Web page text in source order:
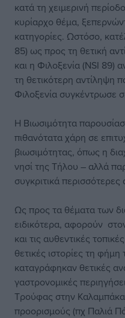
κατά τη χειμερινή
κυρίαρχο θέμα,
κατηγορίες. Ωστόσο,
85) ως προς τη θετική
και η Φιλοξενία (NSI 89)
τη θετικότερη αντίληψη
Φιλοξενία συγκέντρωσε
H Βιωσιμότητα
πιθανότατα χάρη σε
βιωσιμότητας, όπως η
νησί της Τήλου – αλλά
συγκριτικά
Ως προς τα θέματα των
ειδικότερα, αφορούν
και τις αυθεντικές
θετικές ιστορίες τη
καταγράφηκαν θετικές
γαστρονομικές
Τρούφας στην
προορισμούς (πχ Παλιά